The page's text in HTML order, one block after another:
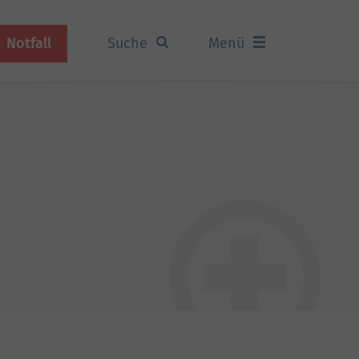
Notfall Suche Menü